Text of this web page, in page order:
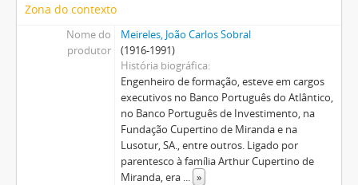
Zona do contexto
Nome do
produtor
Meireles, João Carlos Sobral
(1916-1991)
História biográfica
Engenheiro de formação, esteve em cargos
executivos no Banco Português do Atlântico,
no Banco Português de Investimento, na
Fundação Cupertino de Miranda e na
Lusotur, SA., entre outros. Ligado por
parentesco à família Arthur Cupertino de
Miranda, era ... »